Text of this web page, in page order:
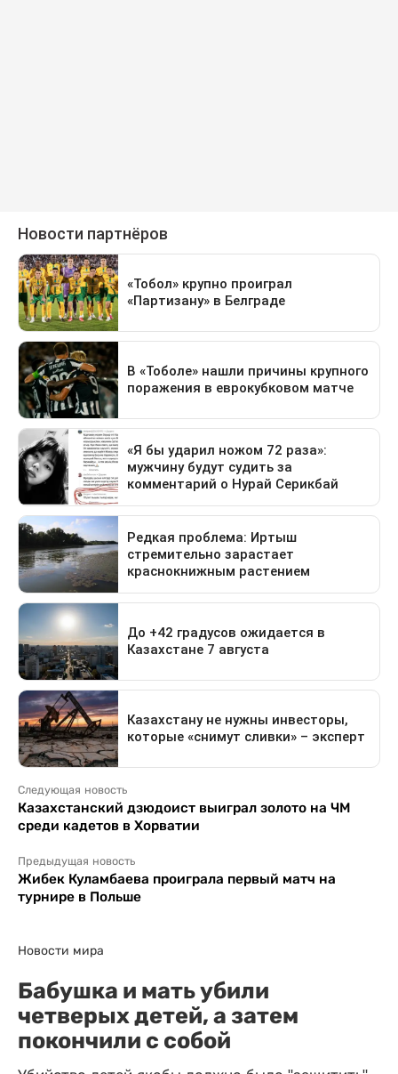
Следующая новость
Казахстанский дзюдоист выиграл золото на ЧМ
среди кадетов в Хорватии
Предыдущая новость
Жибек Куламбаева проиграла первый матч на
турнире в Польше
Новости мира
Бабушка и мать убили
четверых детей, а затем
покончили с собой